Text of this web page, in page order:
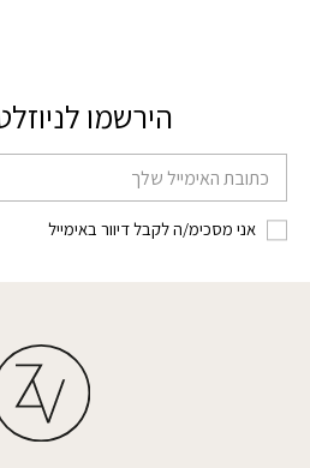
הירשמו
דוא׳׳ל
אני מסכימ/ה לקבל דיוור באימייל